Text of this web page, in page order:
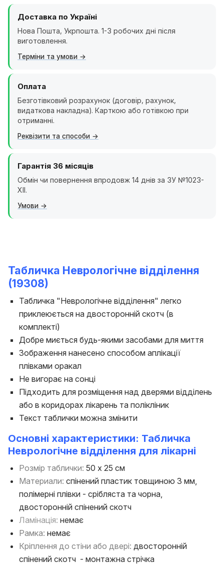
Доставка по Україні
Нова Пошта, Укрпошта. 1-3 робочих дні після
виготовлення.
Терміни та умови
Оплата
Безготівковий розрахунок (договір, рахунок,
видаткова накладна). Карткою або готівкою при
отриманні.
Реквізити та способи
Гарантія 36 місяців
Обмін чи повернення впродовж 14 днів за ЗУ №1023-
XII.
Умови
Табличка Неврологічне відділення
(19308)
Табличка "Неврологічне відділення" легко
приклеюється на двосторонній скотч (в
комплекті)
Добре миється будь-якими засобами для миття
Зображення нанесено способом аплікації
плівками оракал
Не вигорає на сонці
Підходить для розміщення над дверями відділень
або в коридорах лікарень та полікліник
Текст таблички можна змінити
Основні характеристики: Табличка
Неврологічне відділення для лікарні
Розмір таблички:50 х 25 см
Материали: спінений пластик товщиною 3 мм,
полімерні плівки - срібляста та чорна,
двосторонній спінений скотч
Ламінація:немає
Рамка: немає
Кріплення до стіни або двері: двосторонній
спінений скотч - монтажна стрічка